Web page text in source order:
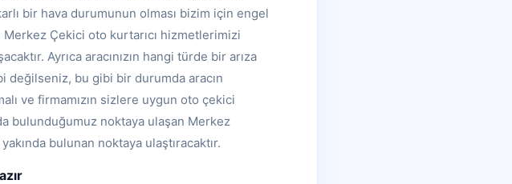
bir hava durumunun olması bizim için engel
Çekici oto kurtarıcı hizmetlerimizi
Ayrıca aracınızın hangi türde bir arıza
bu gibi bir durumda aracın
ve firmamızın sizlere uygun oto çekici
bulunduğumuz noktaya ulaşan Merkez
bulunan noktaya ulaştıracaktır.